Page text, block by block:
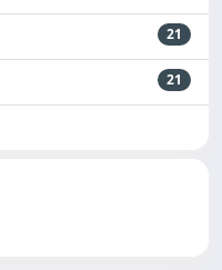
21
21